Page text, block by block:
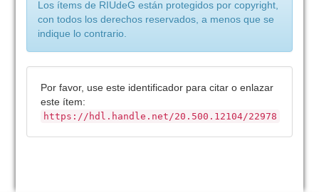
Los ítems de RIUdeG están protegidos por copyright,
con todos los derechos reservados, a menos que se
indique lo contrario.
Por favor, use este identificador para citar o enlazar
este ítem:
https://hdl.handle.net/20.500.12104/22978